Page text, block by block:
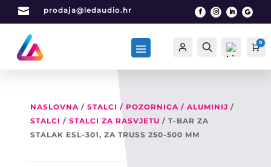
 prodaja@ledaudio.hr
Račun Traži 0
NASLOVNA/ STALCI / POZORNICA / ALUMINIJ /
STALCI / STALCI ZA RASVJETU / T-BAR ZA
STALAK ESL-301, ZA TRUSS 250-500 MM